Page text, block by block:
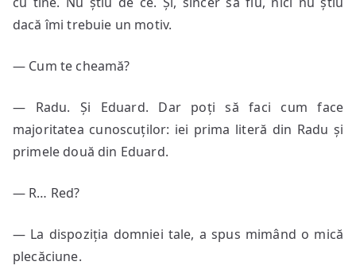
dacă îmi trebuie un motiv.
— Cum te cheamă?
— Radu. Și Eduard. Dar poți să faci cum face
majoritatea cunoscuților: iei prima literă din Radu și
primele două din Eduard.
— R… Red?
— La dispoziția domniei tale, a spus mimând o mică
plecăciune.